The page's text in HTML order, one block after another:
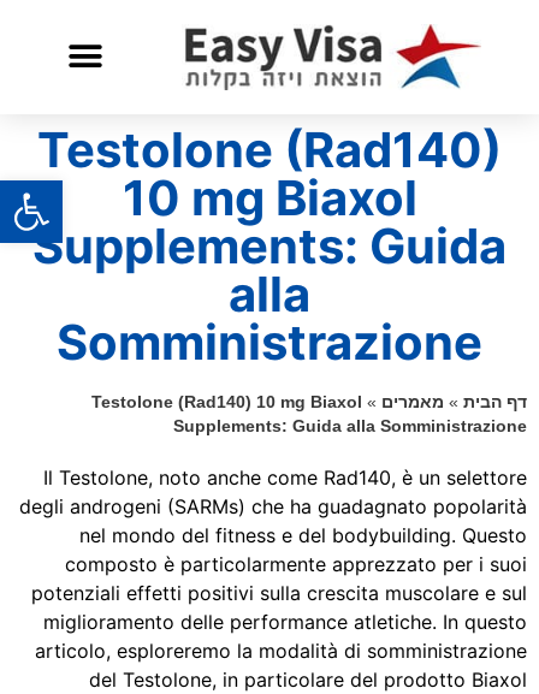
Testolone (Rad140)
10 mg Biaxol
Supplements: Guida
alla
Somministrazione
דף הבית » מאמרים »
Testolone (Rad140) 10 mg Biaxol
Supplements: Guida alla Somministrazione
Il Testolone, noto anche come Rad140, è un selettore
degli androgeni (SARMs) che ha guadagnato popolarità
nel mondo del fitness e del bodybuilding. Questo
composto è particolarmente apprezzato per i suoi
potenziali effetti positivi sulla crescita muscolare e sul
miglioramento delle performance atletiche. In questo
articolo, esploreremo la modalità di somministrazione
del Testolone, in particolare del prodotto Biaxol